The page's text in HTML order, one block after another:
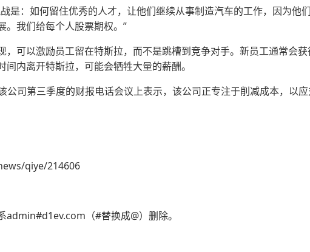
是：如何留住优秀的人才，让他们继续从事制造汽车的工作，因为他
。我们给每个人股票期权。”
，可以激励员工留在特斯拉，而不是跳槽到竞争对手。新员工通常会
内离开特斯拉，可能会牺牲大量的薪酬。
司第三季度的财报电话会议上表示，该公司正专注于削减成本，以应
qiye/214606
（#替换成@）删除。